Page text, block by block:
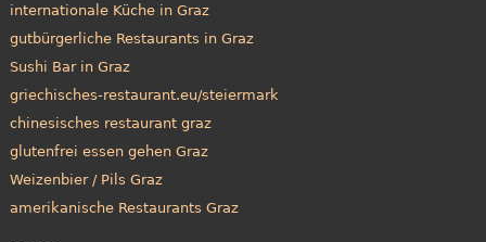
internationale Küche in Graz
gutbürgerliche Restaurants in Graz
Sushi Bar in Graz
griechisches-restaurant.eu/steiermark
chinesisches restaurant graz
glutenfrei essen gehen Graz
Weizenbier / Pils Graz
amerikanische Restaurants Graz